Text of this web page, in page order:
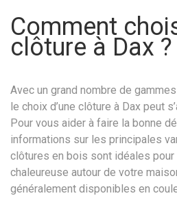
Comment
clôture à Dax ?
Avec un grand nombre de
le choix d’une clôture à Dax peut
Pour vous aider à faire la bonne
informations sur les principales
clôtures en bois sont idéales pour
chaleureuse autour de votre
généralement disponibles en